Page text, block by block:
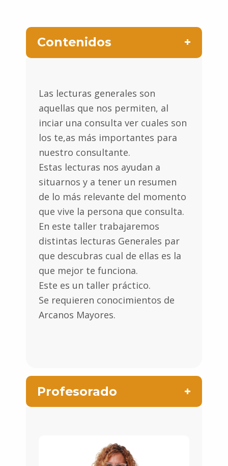
Contenidos
Las lecturas generales son
aquellas que nos permiten, al
inciar una consulta ver cuales son
los te,as más importantes para
nuestro consultante.
Estas lecturas nos ayudan a
situarnos y a tener un resumen
de lo más relevante del momento
que vive la persona que consulta.
En este taller trabajaremos
distintas lecturas Generales par
que descubras cual de ellas es la
que mejor te funciona.
Este es un taller práctico.
Se requieren conocimientos de
Arcanos Mayores.
Profesorado